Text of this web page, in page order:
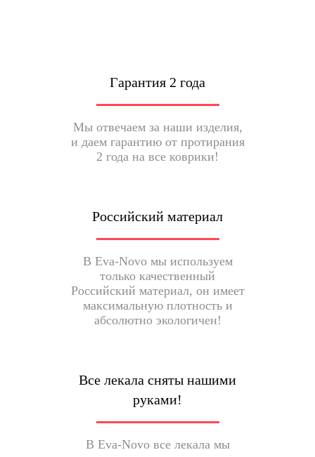
Гарантия 2 года
Мы отвечаем за наши изделия,
и даем гарантию от протирания
2 года на все коврики!
Российский материал
В Eva-Novo мы используем
только качественный
Российский материал, он имеет
максимальную плотность и
абсолютно экологичен!
Все лекала сняты нашими
руками!
В Eva-Novo все лекала мы